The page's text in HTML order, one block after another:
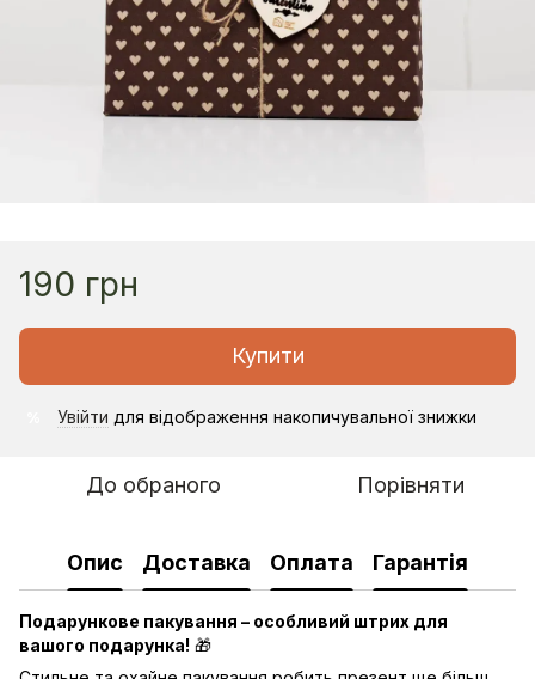
190 грн
Купити
Увійти для відображення накопичувальної знижки
До обраного Порівняти
Опис Доставка Оплата Гарантія
Подарункове пакування – особливий штрих для
вашого подарунка! 🎁